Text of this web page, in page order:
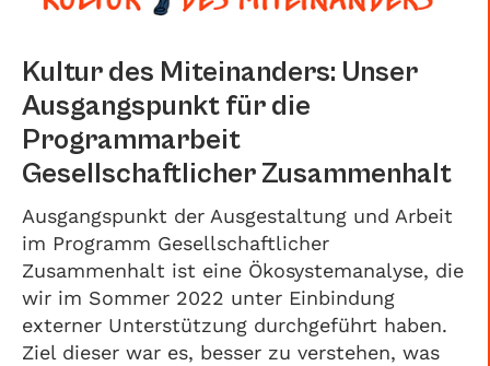
Kultur des Miteinanders: Unser
Ausgangspunkt für die
Programmarbeit
Gesellschaftlicher Zusammenhalt
Ausgangspunkt der Ausgestaltung und Arbeit
im Programm Gesellschaftlicher
Zusammenhalt ist eine Ökosystemanalyse, die
wir im Sommer 2022 unter Einbindung
externer Unterstützung durchgeführt haben.
Ziel dieser war es, besser zu verstehen, was